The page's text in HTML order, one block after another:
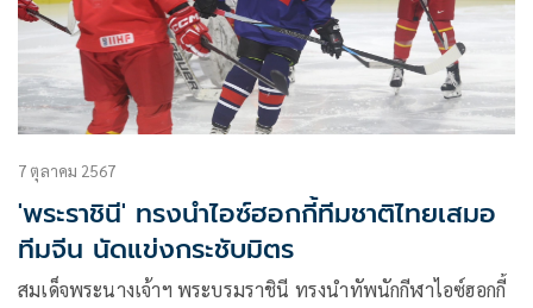
7 ตุลาคม 2567
'พระราชินี' ทรงนำไอซ์ฮอกกี้ทีมชาติไทยเสมอ
ทีมจีน นัดแข่งกระชับมิตร
สมเด็จพระนางเจ้าฯ พระบรมราชินี ทรงนำทัพนักกีฬาไอซ์ฮอกกี้